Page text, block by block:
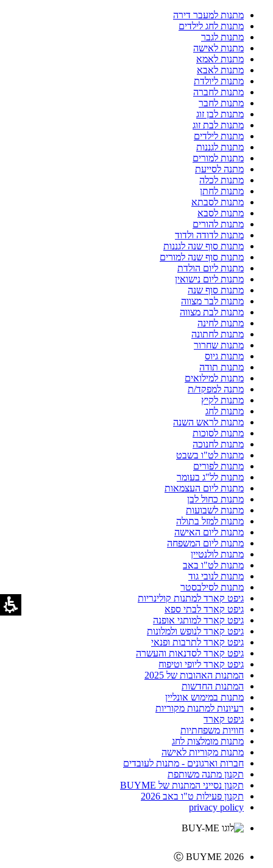
מתנות למעבר דירה
מתנות לחג לילדים
מתנות לגבר
מתנות לאישה
מתנות לאמא
מתנות לאבא
מתנות ליולדת
מתנות לחברה
מתנות לחבר
מתנות לבן זוג
מתנות לבת זוג
מתנות לילדים
מתנות לגננות
מתנות למורים
מתנה לסייעת
מתנות לכלה
מתנות לחתן
מתנות לסבתא
מתנות לסבא
מתנות להורים
מתנות לדודה ולדוד
מתנות סוף שנה לגננות
מתנות סוף שנה למורים
מתנות ליום הולדת
מתנות ליום נישואין
מתנות סוף שנה
מתנות לבר מצווה
מתנות לבת מצווה
מתנות לחינה
מתנות לחתונה
מתנות שחרור
מתנות גיוס
מתנות תודה
מתנות למילואים
מתנה למפקד/ת
מתנות לקיץ
מתנות לחג
מתנות לראש השנה
מתנות לסוכות
מתנות לחנוכה
מתנות לט"ו בשבט
מתנות לפורים
מתנות לל"ג בעומר
מתנות ליום העצמאות
מתנות כחול לבן
מתנות לשבועות
מתנות למזל בתולה
מתנות ליום האישה
מתנות ליום המשפחה
מתנות לולנטיין
מתנות לט"ו באב
מתנות לנובי גוד
מתנות לסילבסטר
גיפט קארד למתנות קולינריות
גיפט קארד לבתי ספא
גיפט קארד למותגי אופנה
גיפט קארד לנופש ולמלונות
גיפט קארד לתרבות ופנאי
גיפט קארד לסדנאות והעשרה
גיפט קארד ליופי וטיפוח
המתנות האהובות של 2025
המתנות החדשות
מתנות במימוש אונליין
רעיונות למתנות מקוריות
גיפט קארד
חוויות משפחתיות
מתנות מומלצות לחג
מתנות מקוריות לאישה
חברות וארגונים - מתנות לעובדים
תקנון מתנה משותפת
תקנון נסייני המתנות של BUYME
תקנון פעילות ט"ו באב 2026
privacy policy
Ⓒ BUYME 2026